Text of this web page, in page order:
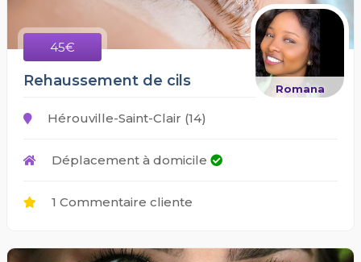
45€
Romana
Rehaussement de cils
Hérouville-Saint-Clair (14)
Déplacement à domicile
1 Commentaire cliente